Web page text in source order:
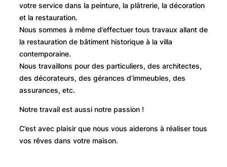
votre service dans la peinture, la plâtrerie, la décoration
et la restauration.
Nous sommes à même d’effectuer tous travaux allant de
la restauration de bâtiment historique à la villa
contemporaine.
Nous travaillons pour des particuliers, des architectes,
des décorateurs, des gérances d’immeubles, des
assurances, etc.
Notre travail est aussi notre passion !
C’est avec plaisir que nous vous aiderons à réaliser tous
vos rêves dans votre maison.